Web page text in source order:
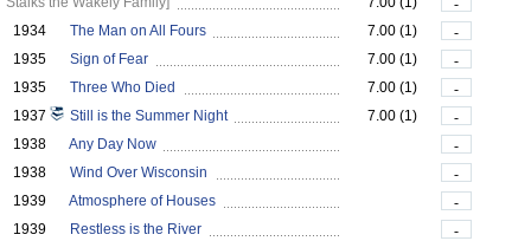
-
1934
The Man on All Fours 7.00 (1)
-
1935
Sign of Fear 7.00 (1)
-
1935
Three Who Died 7.00 (1)
-
1937
Still is the Summer Night 7.00 (1)
-
1938
Any Day Now
-
1938
Wind Over Wisconsin
-
1939
Atmosphere of Houses
-
1939
Restless is the River
-